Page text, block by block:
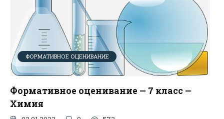
ФОРМАТИВНОЕ ОЦЕНИВАНИЕ
Формативное оценивание — 7 класс —
Химия